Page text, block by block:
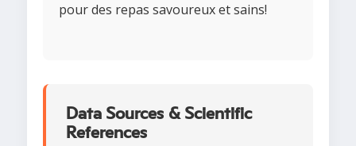
pour des repas savoureux et sains!
Data Sources & Scientific
References